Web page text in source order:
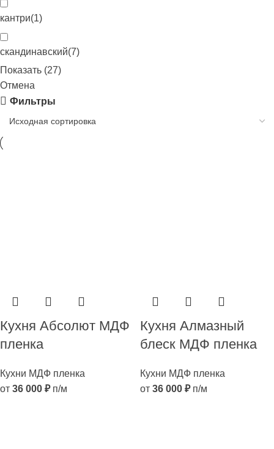
кантри(1)
скандинавский(7)
Показать (27)
Отмена
Фильтры
Кухня Абсолют МДФ
пленка
Кухни МДФ пленка
от 36 000 ₽п/м
Кухня Алмазный
блеск МДФ пленка
Кухни МДФ пленка
от 36 000 ₽п/м